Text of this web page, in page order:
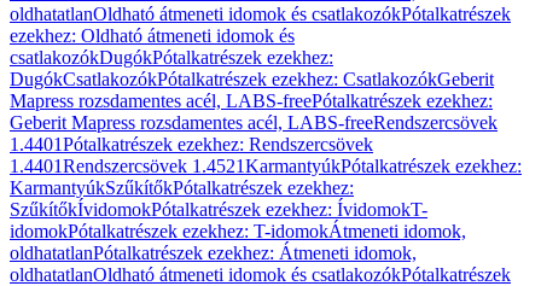
oldhatatlanOldható átmeneti idomok és csatlakozókPótalkatrészek
ezekhez: Oldható átmeneti idomok és
csatlakozókDugókPótalkatrészek ezekhez:
DugókCsatlakozókPótalkatrészek ezekhez: CsatlakozókGeberit
Mapress rozsdamentes acél, LABS-freePótalkatrészek ezekhez:
Geberit Mapress rozsdamentes acél, LABS-freeRendszercsövek
1.4401Pótalkatrészek ezekhez: Rendszercsövek
1.4401Rendszercsövek 1.4521KarmantyúkPótalkatrészek ezekhez:
KarmantyúkSzűkítőkPótalkatrészek ezekhez:
SzűkítőkÍvidomokPótalkatrészek ezekhez: ÍvidomokT-
idomokPótalkatrészek ezekhez: T-idomokÁtmeneti idomok,
oldhatatlanPótalkatrészek ezekhez: Átmeneti idomok,
oldhatatlanOldható átmeneti idomok és csatlakozókPótalkatrészek